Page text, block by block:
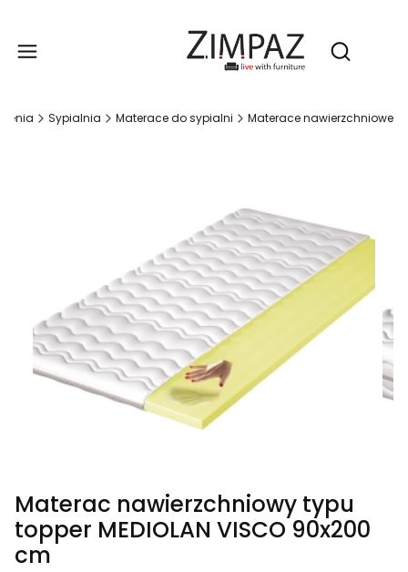
Otwórz
Sypialnia Materace do sypialni Materace nawierzchniowe
Materac nawierzchniowy typu
topper MEDIOLAN VISCO 90x200
cm